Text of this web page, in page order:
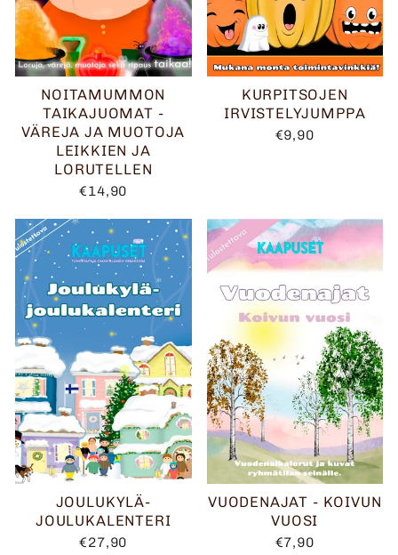
NOITAMUMMON
TAIKAJUOMAT -
VÄREJA JA MUOTOJA
LEIKKIEN JA
LORUTELLEN
€14,90
KURPITSOJEN
IRVISTELYJUMPPA
€9,90
JOULUKYLÄ-
JOULUKALENTERI
€27,90
VUODENAJAT - KOIVUN
VUOSI
€7,90